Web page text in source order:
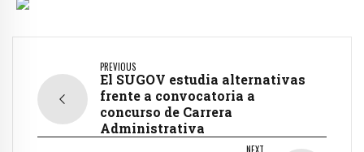
PREVIOUS
El SUGOV estudia alternativas
frente a convocatoria a
concurso de Carrera
Administrativa